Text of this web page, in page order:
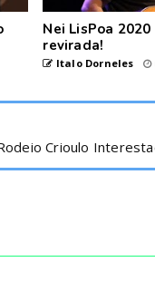
Nei LisPoa
revirada!
Italo Dorneles
Crioulo